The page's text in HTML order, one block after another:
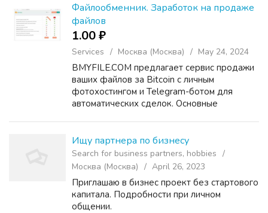
Возможны разные варианты оконч...
Файлообменник. Заработок на продаже
файлов
1.00 ₽
Services Москва (Москва) May 24, 2024
BMYFILE.COM предлагает сервис продажи
ваших файлов за Bitcoin с личным
фотохостингом и Telegram-ботом для
автоматических сделок. Основные
конвертацию в BTC при оплате для
максимальной г...
Ищу партнера по бизнесу
Search for business partners, hobbies
Москва (Москва)
April 26, 2023
Приглашаю в бизнес проект без стартового
капитала. Подробности при личном
общении.